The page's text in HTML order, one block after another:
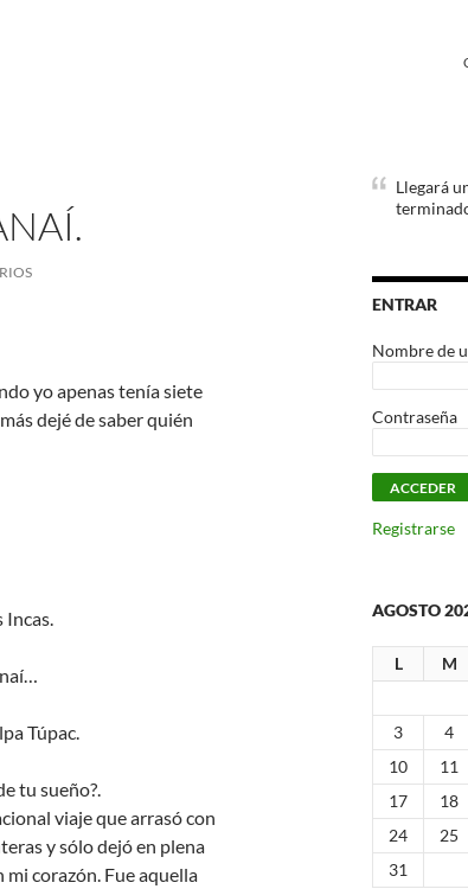
yo apenas tenía siete
dejé de saber quién
Incas.
Túpac.
tu sueño?.
viaje que arrasó con
y sólo dejó en plena
corazón. Fue aquella
Llegará
ENTRAR
Nombre de
Contraseña
Registrarse
AGOSTO
L M
3
4
10
11
17
18
24
25
31